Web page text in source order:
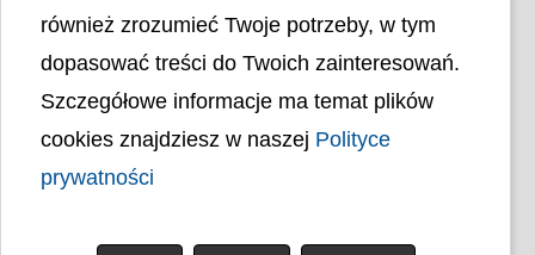
Polityka prywatności
Mapa strony
Ochrona Danych Osobowych
Deklaracja Dostępności
również zrozumieć Twoje potrzeby, w tym
dopasować treści do Twoich zainteresowań.
Szczegółowe informacje ma temat plików
cookies znajdziesz w naszej Polityce
prywatności